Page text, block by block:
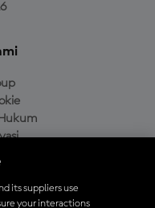
its suppliers use
your interactions